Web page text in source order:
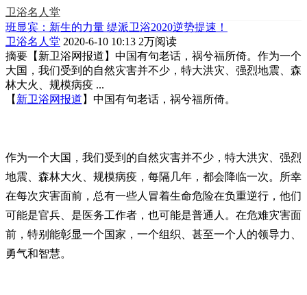
卫浴名人堂
班显宾：新生的力量 缇派卫浴2020逆势提速！
卫浴名人堂 2020-6-10 10:13 2万阅读
摘要 【新卫浴网报道】中国有句老话，祸兮福所倚。作为一个
大国，我们受到的自然灾害并不少，特大洪灾、强烈地震、森
林大火、规模病疫 ...
【 新卫浴网报道 】中国有句老话，祸兮福所倚。
作为一个大国，我们受到的自然灾害并不少，特大洪灾、强烈
地震、森林大火、规模病疫，每隔几年，都会降临一次。所幸
在每次灾害面前，总有一些人冒着生命危险在负重逆行，他们
可能是官兵、是医务工作者，也可能是普通人。在危难灾害面
前，特别能彰显一个国家，一个组织、甚至一个人的领导力、
勇气和智慧。